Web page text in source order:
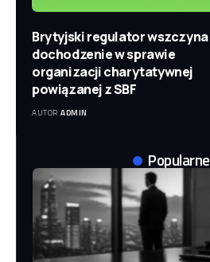
Brytyjski regulator wszczyna
dochodzenie w sprawie
organizacji charytatywnej
powiązanej z SBF
AUTOR ADMIN
Popularne